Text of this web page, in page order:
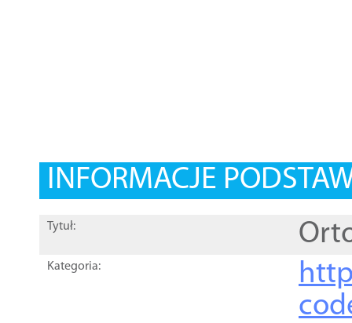
INFORMACJE
Tytuł:
Kategoria: